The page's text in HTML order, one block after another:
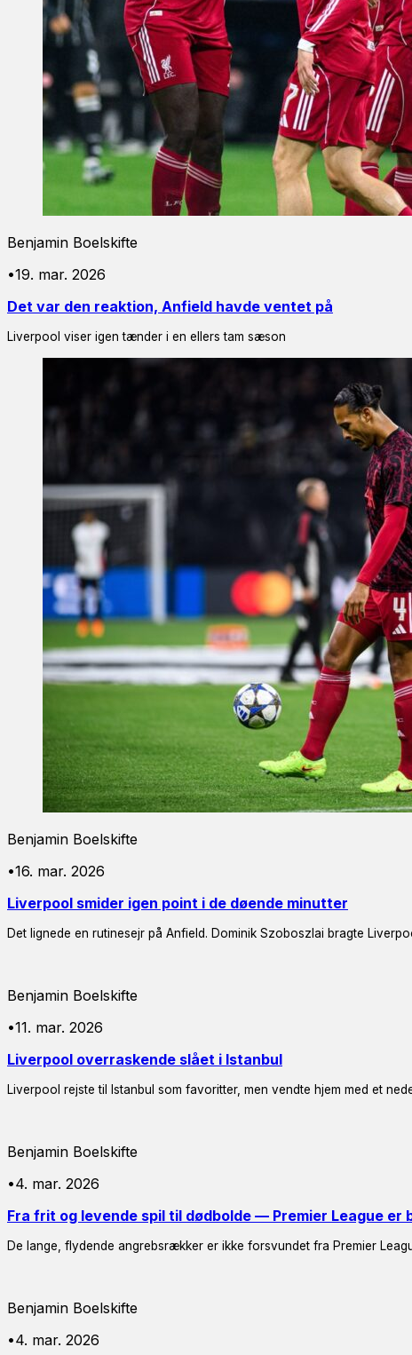
Benjamin Boelskifte
•19. mar. 2026
Det var den reaktion, Anfield havde ventet på
Liverpool viser igen tænder i en ellers tam sæson
Benjamin Boelskifte
•16. mar. 2026
Liverpool smider igen point i de døende minutter
Det lignede en rutinesejr på Anfield. Dominik Szoboszlai bragte
Benjamin Boelskifte
•11. mar. 2026
Liverpool overraskende slået i Istanbul
Liverpool rejste til Istanbul som favoritter, men vendte hjem med et
Benjamin Boelskifte
•4. mar. 2026
Fra frit og levende spil til dødbolde — Premier League er
De lange, flydende angrebsrækker er ikke forsvundet fra Premier
Benjamin Boelskifte
•4. mar. 2026